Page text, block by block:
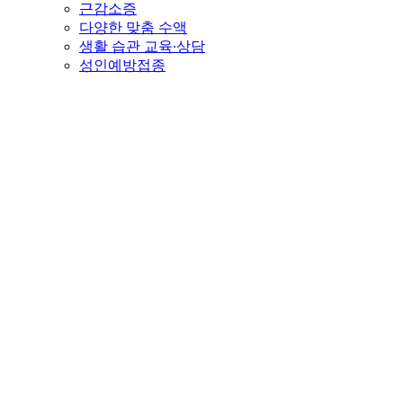
근감소증
다양한 맞춤 수액
생활 습관 교육∙상담
성인예방접종